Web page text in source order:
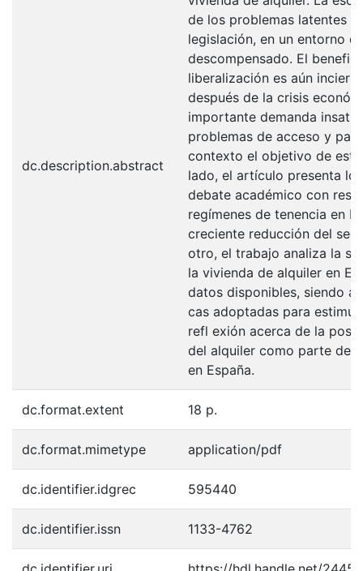
dc.description.abstract
de los problemas latentes
legislación, en un entorno
descompensado. El benefi
liberalización es aún
después de la crisis
importante demanda
problemas de acceso y
contexto el objetivo de
lado, el artículo presenta
debate académico con
regímenes de tenencia en
creciente reducción del
otro, el trabajo analiza la
la vivienda de alquiler en
datos disponibles, siendo
cas adoptadas para
refl exión acerca de la
del alquiler como parte del
en España.
dc.format.extent 18 p.
dc.format.mimetype application/pdf
dc.identifier.idgrec 595440
dc.identifier.issn 1133-4762